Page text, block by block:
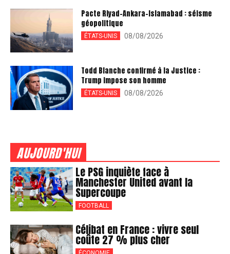
Pacte Riyad-Ankara-Islamabad : séisme
géopolitique
ÉTATS-UNIS 08/08/2026
Todd Blanche confirmé à la Justice :
Trump impose son homme
ÉTATS-UNIS 08/08/2026
AUJOURD'HUI
Le PSG inquiète face à
Manchester United avant la
Supercoupe
FOOTBALL
Célibat en France : vivre seul
coûte 27 % plus cher